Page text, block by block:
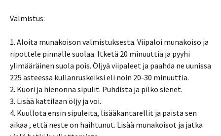
Valmistus:
1. Aloita munakoison valmistuksesta. Viipaloi munakoiso ja
ripottele pinnalle suolaa. Itketä 20 minuuttia ja pyyhi
ylimääräinen suola pois. Öljyä viipaleet ja paahda ne uunissa
225 asteessa kullanruskeiksi eli noin 20-30 minuuttia.
2. Kuori ja hienonna sipulit. Puhdista ja pilko sienet.
3. Lisää kattilaan öljy ja voi.
4. Kuullota ensin sipuleita, lisääkantarellit ja paista sen
aikaa , että neste on haihtunut. Lisää munakoisot ja jatka